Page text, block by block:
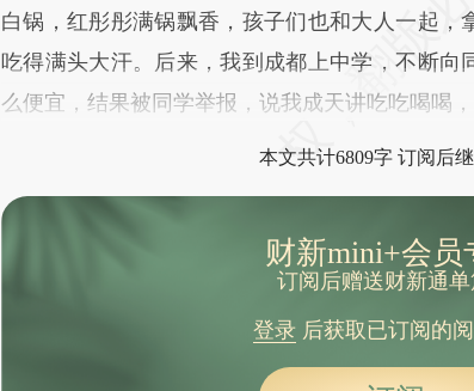
白锅，红彤彤满锅飘香，孩子们也和大人一起，
吃得满头大汗。后来，我到成都上中学，不断向
么便宜，结果被同学举报，说我成天讲吃吃喝喝，
本文共计6809字 订阅后
财新mini+会员
订阅后赠送财新通
登录后获取已订阅的